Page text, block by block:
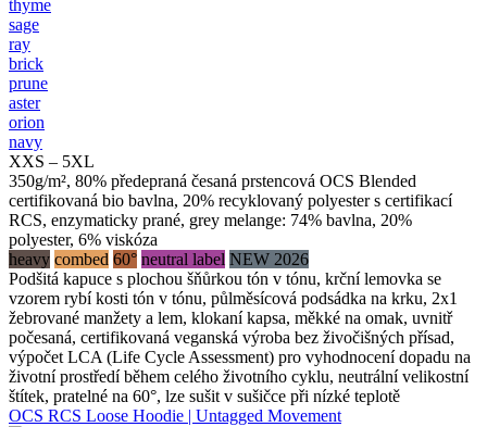
thyme
sage
ray
brick
prune
aster
orion
navy
XXS – 5XL
350g/m², 80% předepraná česaná prstencová OCS Blended
certifikovaná bio bavlna, 20% recyklovaný polyester s certifikací
RCS, enzymaticky prané, grey melange: 74% bavlna, 20%
polyester, 6% viskóza
heavy combed 60° neutral label NEW 2026
Podšitá kapuce s plochou šňůrkou tón v tónu, krční lemovka se
vzorem rybí kosti tón v tónu, půlměsícová podsádka na krku, 2x1
žebrované manžety a lem, klokaní kapsa, měkké na omak, uvnitř
počesaná, certifikovaná veganská výroba bez živočišných přísad,
výpočet LCA (Life Cycle Assessment) pro vyhodnocení dopadu na
životní prostředí během celého životního cyklu, neutrální velikostní
štítek, pratelné na 60°, lze sušit v sušičce při nízké teplotě
OCS RCS Loose Hoodie | Untagged Movement